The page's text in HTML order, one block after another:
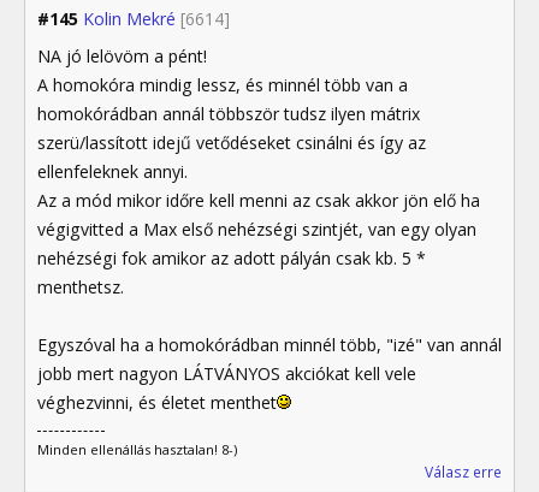
#145 Kolin Mekré [6614]
NA jó lelövöm a pént!
A homokóra mindig lessz, és minnél több van a
homokórádban annál többször tudsz ilyen mátrix
szerü/lassított idejű vetődéseket csinálni és így az
ellenfeleknek annyi.
Az a mód mikor időre kell menni az csak akkor jön elő ha
végigvitted a Max első nehézségi szintjét, van egy olyan
nehézségi fok amikor az adott pályán csak kb. 5 *
menthetsz.
Egyszóval ha a homokórádban minnél több, "izé" van annál
jobb mert nagyon LÁTVÁNYOS akciókat kell vele
véghezvinni, és életet menthet
Minden ellenállás hasztalan! 8-)
Válasz erre